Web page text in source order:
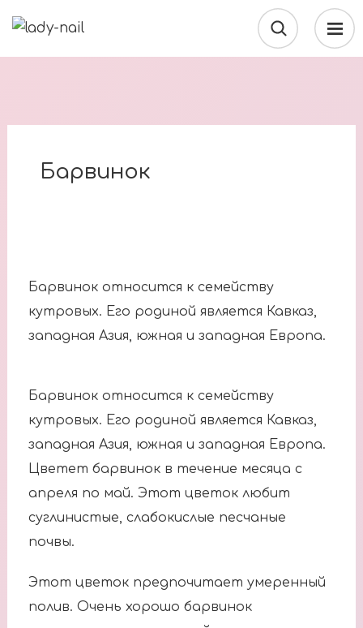
Барвинок
Барвинок относится к семейству
кутровых. Его родиной является Кавказ,
западная Азия, южная и западная Европа.
Барвинок относится к семейству
кутровых. Его родиной является Кавказ,
западная Азия, южная и западная Европа.
Цветет барвинок в течение месяца с
апреля по май. Этот цветок любит
суглинистые, слабокислые песчаные
почвы.
Этот цветок предпочитает умеренный
полив. Очень хорошо барвинок